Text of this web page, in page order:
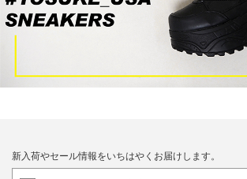
新入荷やセール情報をいちはやくお届けします。